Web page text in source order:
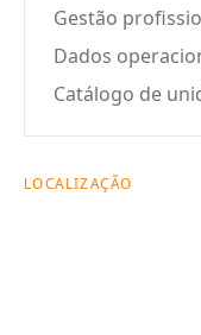
Gestão
Dados
Catálogo de
LOCALIZAÇÃO